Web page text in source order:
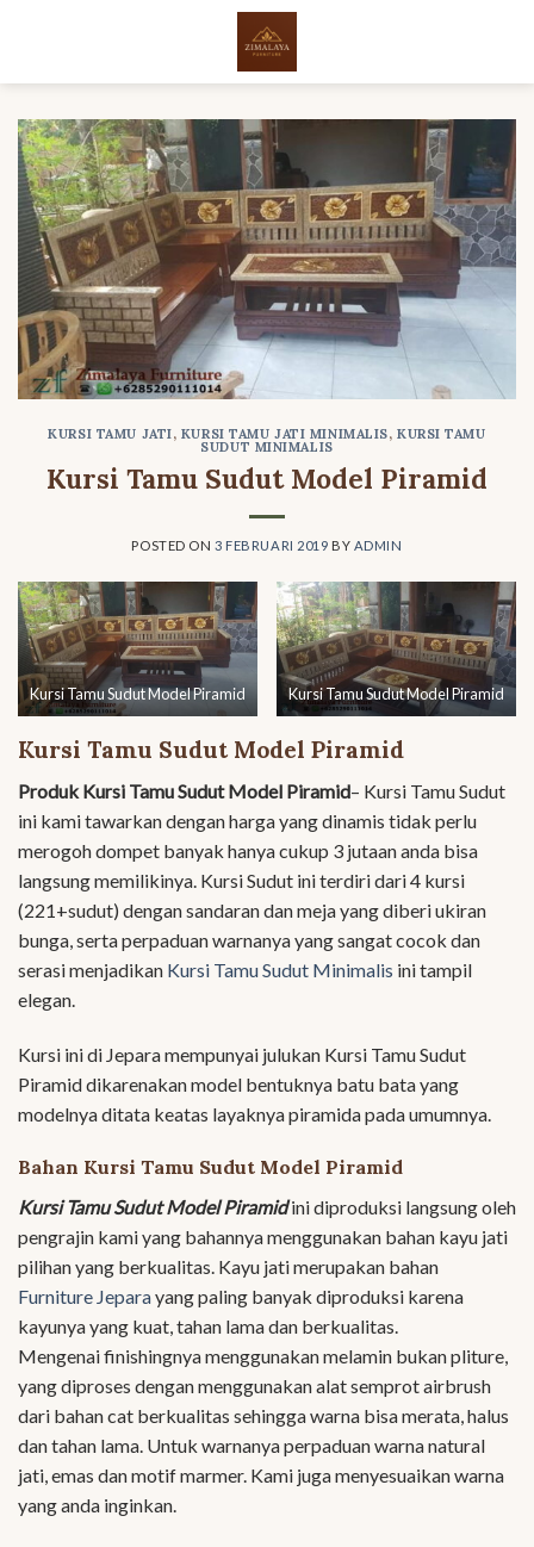
KURSI TAMU JATI, KURSI TAMU JATI MINIMALIS,KURSI TAMU
SUDUT MINIMALIS
Kursi Tamu Sudut Model Piramid
POSTED ON3 FEBRUARI 2019 BY ADMIN
Kursi Tamu Sudut Model Piramid Kursi Tamu Sudut Model Piramid
Kursi Tamu Sudut Model Piramid
Produk Kursi Tamu Sudut Model Piramid– Kursi Tamu Sudut
ini kami tawarkan dengan harga yang dinamis tidak perlu
merogoh dompet banyak hanya cukup 3 jutaan anda bisa
langsung memilikinya. Kursi Sudut ini terdiri dari 4 kursi
(221+sudut) dengan sandaran dan meja yang diberi ukiran
bunga, serta perpaduan warnanya yang sangat cocok dan
serasi menjadikan Kursi Tamu Sudut Minimalis ini tampil
elegan.
Kursi ini di Jepara mempunyai julukan Kursi Tamu Sudut
Piramid dikarenakan model bentuknya batu bata yang
modelnya ditata keatas layaknya piramida pada umumnya.
Bahan Kursi Tamu Sudut Model Piramid
Kursi Tamu Sudut Model Piramidini diproduksi langsung oleh
pengrajin kami yang bahannya menggunakan bahan kayu jati
pilihan yang berkualitas. Kayu jati merupakan bahan
Furniture Jeparayang paling banyak diproduksi karena
kayunya yang kuat, tahan lama dan berkualitas.
Mengenai finishingnya menggunakan melamin bukan pliture,
yang diproses dengan menggunakan alat semprot airbrush
dari bahan cat berkualitas sehingga warna bisa merata, halus
dan tahan lama. Untuk warnanya perpaduan warna natural
jati, emas dan motif marmer. Kami juga menyesuaikan warna
yang anda inginkan.